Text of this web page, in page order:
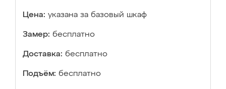
Цена: указана за базовый шкаф
Замер: бесплатно
Доставка: бесплатно
Подъём: бесплатно